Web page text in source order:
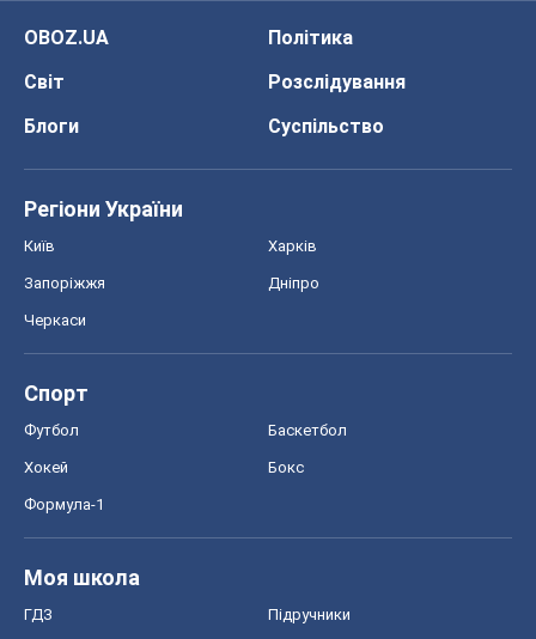
OBOZ.UA
Політика
Світ
Розслідування
Блоги
Суспільство
Регіони України
Київ Харків
Запоріжжя Дніпро
Черкаси
Спорт
Футбол Баскетбол
Хокей Бокс
Формула-1
Моя школа
ГДЗ Підручники